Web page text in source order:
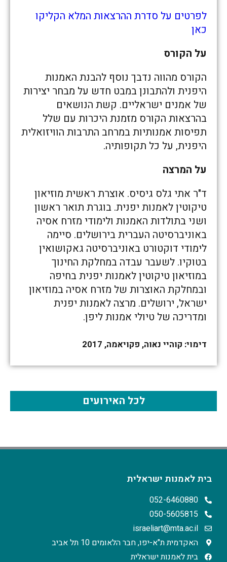
לפרטים על סדרת ההרצאות המלא הקליקו
כאן
על הקורס
הקורס מהווה נדבך נוסף להבנת האמנות
היפנית ולהתבונן במבט חדש על מבחר יצירות
של אמנים ישראליים. קשת הנושאים
בהרצאות הקורס מזמנת היכרות עם שלל
תפיסות אמנותיות במרחב התרבות הוויזואלית
היפנית, על כל תקופותיה.
על המרצה
ד"ר אתי גלס גיסיס. אוצרת ראשית מוזיאון
טיקוטין לאמנות יפנית. בוגרת תואר ראשון
ושני בתולדות האמנות ולימודי מזרח אסיה
באוניברסיטה העברית בירושלים. סיימה
לימודי דוקטורט באוניברסיטה גאקושואין
בטוקיו. לשעבר עבדה במחלקת החינוך
במוזיאון טיקוטין לאמנות יפנית בחיפה
ובמחלקת האוצרות של מזרח אסיה במוזיאון
ישראל, ירושלים. מרצה לאמנות יפנית
ומדריכה של טיולי אמנות ליפן.
דימוי: קוהיי נאוה, פקויאמה, 2017
לכל האירועים
בית לאמנות ישראלית
052-6460880
050-5605815
israeliart@mta.ac.il
האקדמית ת"א-יפו, חבר הלאומים 10 תל אביב
בית לאמנות ישראלית